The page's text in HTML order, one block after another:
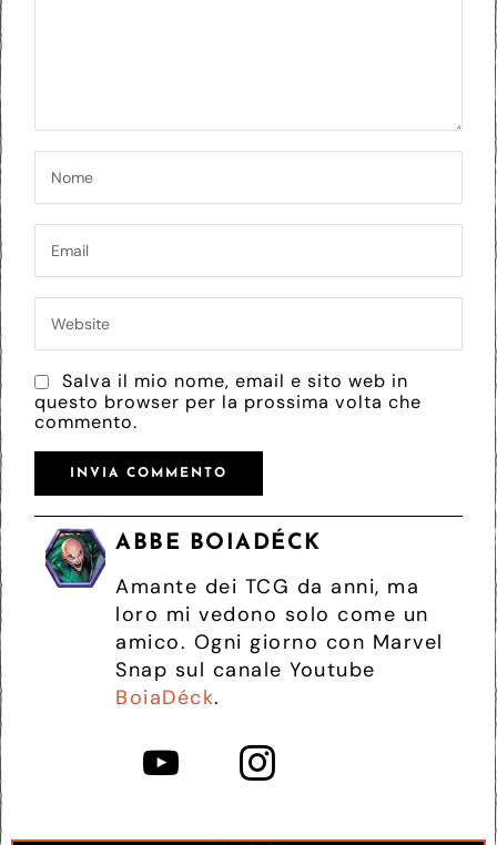
Salva il mio nome, email e sito web in
questo browser per la prossima volta che
commento.
ABBE BOIADÉCK
Amante dei TCG da anni, ma
loro mi vedono solo come un
amico. Ogni giorno con Marvel
Snap sul canale Youtube
BoiaDéck.